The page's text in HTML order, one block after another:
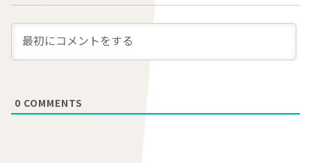
0 COMMENTS